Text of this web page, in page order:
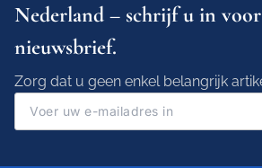
Nederland – schrijf u in
nieuwsbrief.
Zorg dat u geen enkel belangrijk